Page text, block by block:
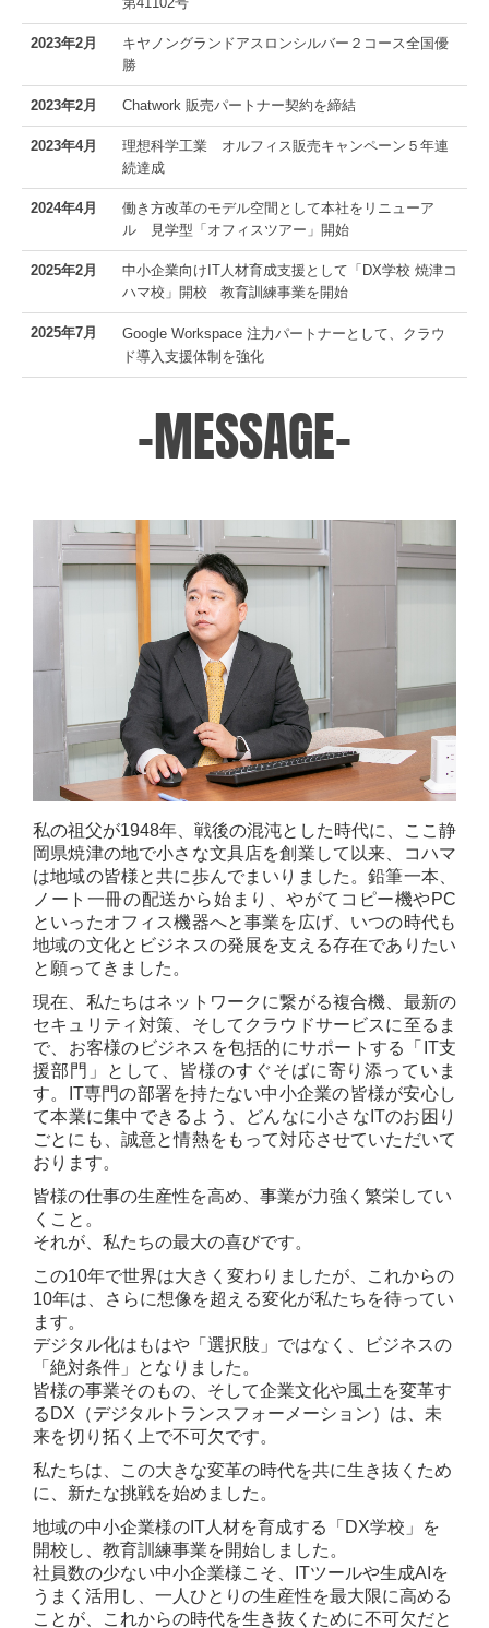
2023年2月
キヤノングランドアスロンシルバー２コース全国優
勝
2023年2月 Chatwork 販売パートナー契約を締結
2023年4月
理想科学工業 オルフィス販売キャンペーン５年連
続達成
2024年4月
働き方改革のモデル空間として本社をリニューア
ル 見学型「オフィスツアー」開始
2025年2月
中小企業向けIT人材育成支援として「DX学校 焼津コ
ハマ校」開校 教育訓練事業を開始
2025年7月
Google Workspace 注力パートナーとして、クラウ
ド導入支援体制を強化
-MESSAGE-
私の祖父が1948年、戦後の混沌とした時代に、ここ静
岡県焼津の地で小さな文具店を創業して以来、コハマ
は地域の皆様と共に歩んでまいりました。鉛筆一本、
ノート一冊の配送から始まり、やがてコピー機やPC
といったオフィス機器へと事業を広げ、いつの時代も
地域の文化とビジネスの発展を支える存在でありたい
と願ってきました。
現在、私たちはネットワークに繋がる複合機、最新の
セキュリティ対策、そしてクラウドサービスに至るま
で、お客様のビジネスを包括的にサポートする「IT支
援部門」として、皆様のすぐそばに寄り添っていま
す。IT専門の部署を持たない中小企業の皆様が安心し
て本業に集中できるよう、どんなに小さなITのお困り
ごとにも、誠意と情熱をもって対応させていただいて
おります。
皆様の仕事の生産性を高め、事業が力強く繁栄してい
くこと。
それが、私たちの最大の喜びです。
この10年で世界は大きく変わりましたが、これからの
10年は、さらに想像を超える変化が私たちを待ってい
ます。
デジタル化はもはや「選択肢」ではなく、ビジネスの
「絶対条件」となりました。
皆様の事業そのもの、そして企業文化や風土を変革す
るDX（デジタルトランスフォーメーション）は、未
来を切り拓く上で不可欠です。
私たちは、この大きな変革の時代を共に生き抜くため
に、新たな挑戦を始めました。
地域の中小企業様のIT人材を育成する「DX学校」を
開校し、教育訓練事業を開始しました。
社員数の少ない中小企業様こそ、ITツールや生成AIを
うまく活用し、一人ひとりの生産性を最大限に高める
ことが、これからの時代を生き抜くために不可欠だと